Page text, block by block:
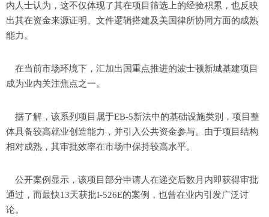
内人士认为，这不仅体现了其在项目筛选上的经验积累，也反映
出其在资金来源证明、文件逻辑搭建及美国律所协同方面的成熟
能力。
在当前市场环境下，汇加出国重点推进的波士顿新城基建项目
成为业内关注焦点之一。
据了解，该系列项目属于EB-5新法中的基础设施类别，项目整
体具备较高就业创造能力，并引入公共资金参与。由于项目结构
相对成熟，其审批效率在市场中保持较高水平。
公开案例显示，该项目部分申请人在递交后数月内即获得审批
通过，而最快13天获批I-526E的案例，也曾在业内引发广泛讨
论。